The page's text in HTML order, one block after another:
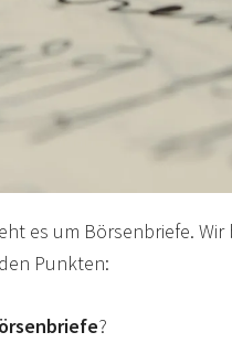
es um Börsenbriefe.
Punkten:
?